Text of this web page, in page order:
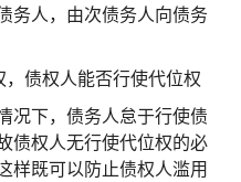
务人，由次债务人向债务
债权人能否行使代位权
况下，债务人怠于行使债
债权人无行使代位权的必
样既可以防止债权人滥用